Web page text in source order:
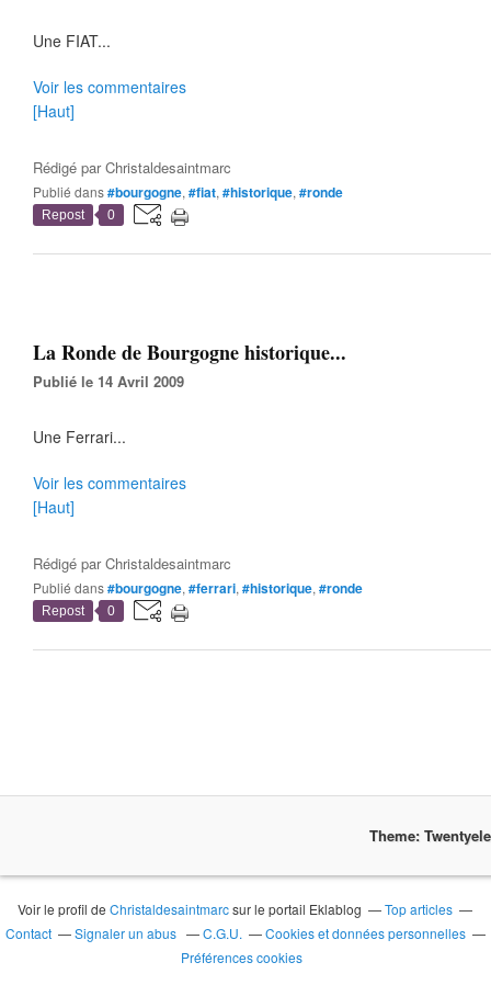
Une FIAT...
Voir les commentaires
[Haut]
Rédigé parChristaldesaintmarc
Publié dans#bourgogne, #fiat, #historique, #ronde
Repost 0
La Ronde de Bourgogne historique...
Publié le 14 Avril 2009
Une Ferrari...
Voir les commentaires
[Haut]
Rédigé parChristaldesaintmarc
Publié dans#bourgogne, #ferrari, #historique, #ronde
Repost 0
Theme:
Voir le profil deChristaldesaintmarcsur le portail Eklablog
Top articles
Contact
Signaler un abus C.G.U.
Cookies et données personnelles
Préférences cookies